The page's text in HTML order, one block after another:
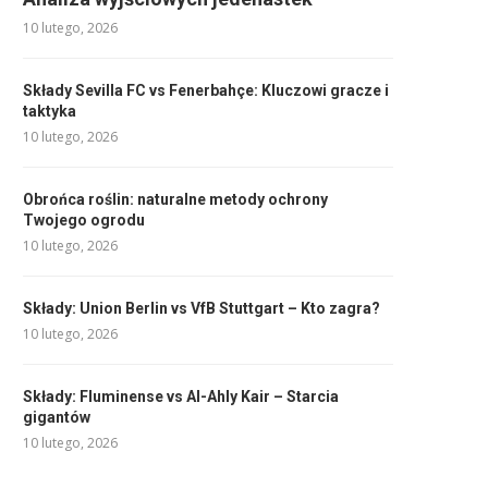
10 lutego, 2026
Składy Sevilla FC vs Fenerbahçe: Kluczowi gracze i
taktyka
10 lutego, 2026
Obrońca roślin: naturalne metody ochrony
Twojego ogrodu
10 lutego, 2026
Składy: Union Berlin vs VfB Stuttgart – Kto zagra?
10 lutego, 2026
Składy: Fluminense vs Al-Ahly Kair – Starcia
gigantów
10 lutego, 2026